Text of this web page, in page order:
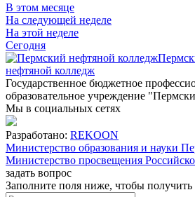
В этом месяце
На следующей неделе
На этой неделе
Сегодня
нефтяной колледж
Государственное бюджетное
образовательное учреждение
Мы в социальных сетях
Разработано: REKOON
Министерство образования и науки
Министерство просвещения
задать вопрос
Заполните поля ниже, чтобы получить